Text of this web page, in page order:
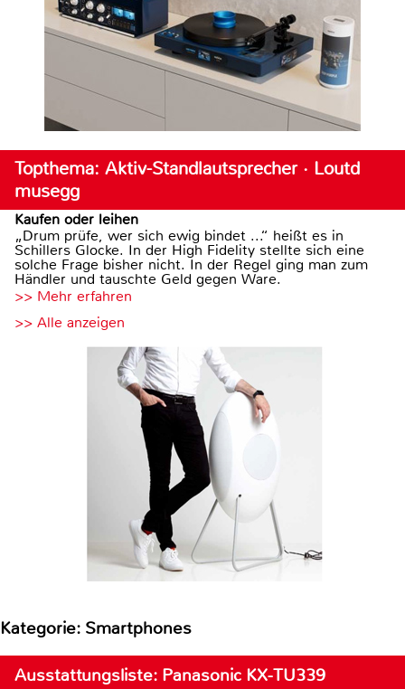
Topthema: Aktiv-Standlautsprecher · Loutd
musegg
Kaufen oder leihen
„Drum prüfe, wer sich ewig bindet ...“ heißt es in
Schillers Glocke. In der High Fidelity stellte sich eine
solche Frage bisher nicht. In der Regel ging man zum
Händler und tauschte Geld gegen Ware.
>> Mehr erfahren
>> Alle anzeigen
Kategorie: Smartphones
Ausstattungsliste: Panasonic KX-TU339